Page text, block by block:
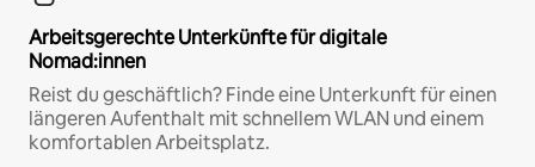
Arbeitsgerechte Unterkünfte für digitale
Nomad:innen
Reist du geschäftlich? Finde eine Unterkunft für einen
längeren Aufenthalt mit schnellem WLAN und einem
komfortablen Arbeitsplatz.